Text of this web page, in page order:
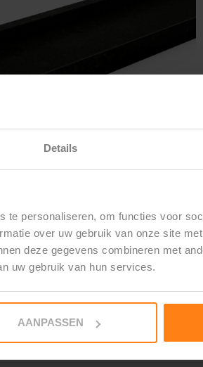
Details
te personaliseren, om functies voor
over uw gebruik van onze site
deze gegevens combineren met
uw gebruik van hun services.
AANPASSEN
XS – Vietnam Black
meter incl. BTW
: Graniet "Vietnam black"
verwerkt